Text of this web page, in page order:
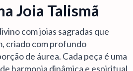
Joia Talismã
com joias sagradas que
criado com profundo
de áurea. Cada peça é uma
harmonia dinâmica e espiritual.